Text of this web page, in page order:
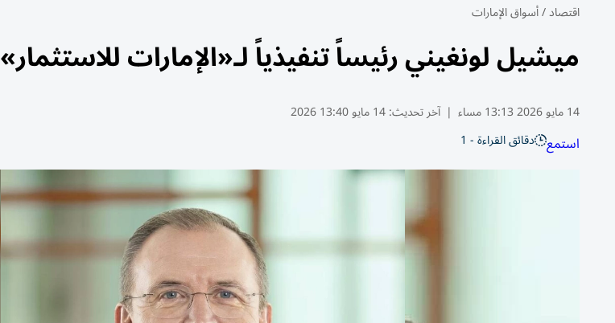
اقتصاد/أسواق الإمارات
ميشيل لونغيني رئيساً تنفيذياً لـ«الإمارات للاستثمار»
14 مايو 2026 13:13 مساء | آخر تحديث:14 مايو 13:40 2026
استمع دقائق القراءة - 1